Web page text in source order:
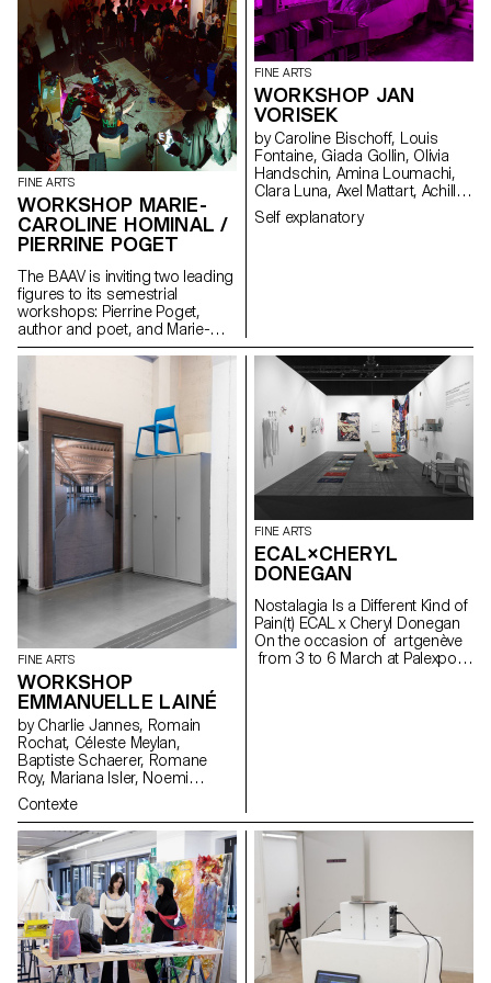
FINE ARTS
WORKSHOP MARIE-
CAROLINE HOMINAL /
PIERRINE POGET
The BAAV is inviting two leading
figures to its semestrial
workshops: Pierrine Poget,
author and poet, and Marie-
Caroline Hominal, dancer and
performer, both from Geneva.
The former, described by one
student as an "osteopath of the
brain", invites a group of
students to make a family with
the voices in their heads, while
the latter invites bodies into the
space of the party for a
performance in the ECAL film
studio.
FINE ARTS
WORKSHOP JAN
VORISEK
by Caroline Bischoff, Louis
Fontaine, Giada Gollin, Olivia
Handschin, Amina Loumachi,
Clara Luna, Axel Mattart, Achille
Meier, Charlie Schär, Jamie
Soria, Nayla Younes, Mayalène
Self explanatory
FINE ARTS
WORKSHOP
EMMANUELLE LAINÉ
by Charlie Jannes, Romain
Rochat, Céleste Meylan,
Baptiste Schaerer, Romane
Roy, Mariana Isler, Noemi
Leneman, Anna Kawahara, Tom
Grbic, Julie Wuhrmann
Contexte
FINE ARTS
ECAL×CHERYL
DONEGAN
Nostalagia Is a Different Kind of
Pain(t) ECAL x Cheryl Donegan
On the occasion of artgenève
from 3 to 6 March at Palexpo,
everyday objects, subverting
reproductive gestures.
Produced by students from the
first to the third year, the
selection of works presented
reflects the transdisciplinary
approach of the programme,
where tapestry meets painting